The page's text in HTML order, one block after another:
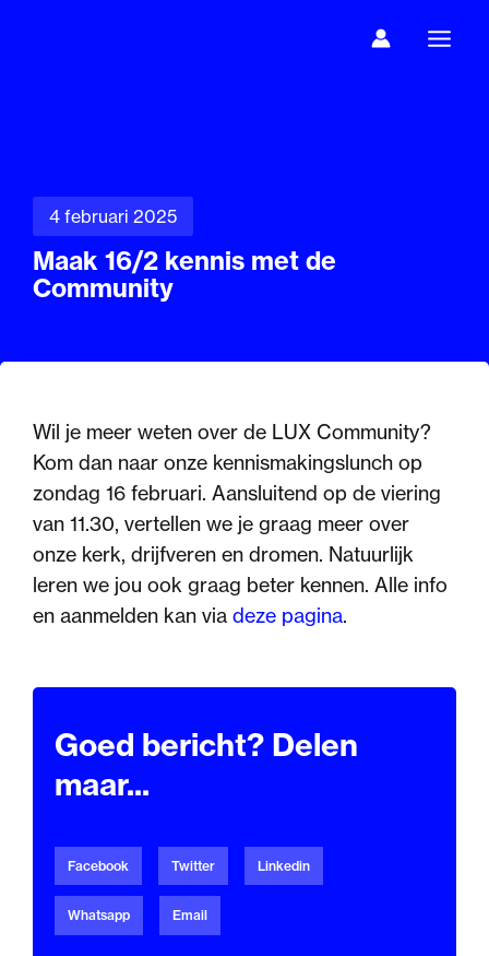
4 februari 2025
Maak 16/2 kennis met de
Community
Wil je meer weten over de LUX Community?
Kom dan naar onze kennismakingslunch op
zondag 16 februari. Aansluitend op de viering
van 11.30, vertellen we je graag meer over
onze kerk, drijfveren en dromen. Natuurlijk
leren we jou ook graag beter kennen. Alle info
en aanmelden kan via deze pagina.
Goed bericht? Delen
maar...
Facebook Twitter Linkedin
Whatsapp Email